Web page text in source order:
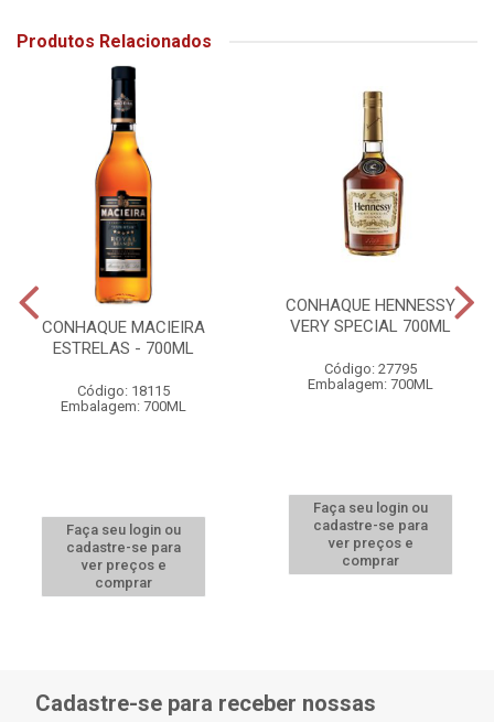
Produtos Relacionados
CONHAQUE MACIEIRA
ESTRELAS - 700ML
Código: 18115
Embalagem: 700ML
Faça seu login ou
cadastre-se para
ver preços e
comprar
CONHAQUE HENNESSY
VERY SPECIAL 700ML
Código: 27795
Embalagem: 700ML
Faça seu login ou
cadastre-se para
ver preços e
comprar
Cadastre-se para receber nossas